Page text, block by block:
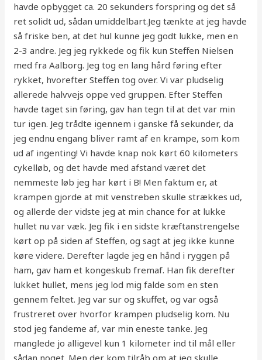
havde opbygget ca. 20 sekunders forspring og det så
ret solidt ud, sådan umiddelbart.Jeg tænkte at jeg havde
så friske ben, at det hul kunne jeg godt lukke, men en
2-3 andre. Jeg jeg rykkede og fik kun Steffen Nielsen
med fra Aalborg. Jeg tog en lang hård føring efter
rykket, hvorefter Steffen tog over. Vi var pludselig
allerede halvvejs oppe ved gruppen. Efter Steffen
havde taget sin føring, gav han tegn til at det var min
tur igen. Jeg trådte igennem i ganske få sekunder, da
jeg endnu engang bliver ramt af en krampe, som kom
ud af ingenting! Vi havde knap nok kørt 60 kilometers
cykelløb, og det havde med afstand været det
nemmeste løb jeg har kørt i B! Men faktum er, at
krampen gjorde at mit venstreben skulle strækkes ud,
og allerde der vidste jeg at min chance for at lukke
hullet nu var væk. Jeg fik i en sidste kræftanstrengelse
kørt op på siden af Steffen, og sagt at jeg ikke kunne
køre videre. Derefter lagde jeg en hånd i ryggen på
ham, gav ham et kongeskub fremaf. Han fik derefter
lukket hullet, mens jeg lod mig falde som en sten
gennem feltet. Jeg var sur og skuffet, og var også
frustreret over hvorfor krampen pludselig kom. Nu
stod jeg fandeme af, var min eneste tanke. Jeg
manglede jo alligevel kun 1 kilometer ind til mål eller